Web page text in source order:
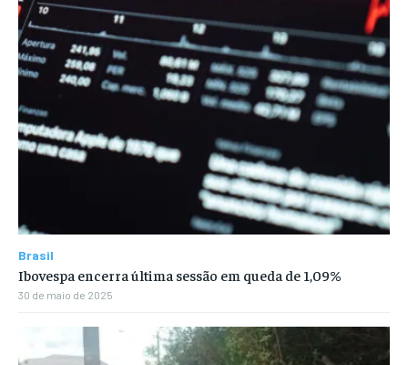
Brasil
Ibovespa encerra última sessão em queda de 1,09%
30 de maio de 2025